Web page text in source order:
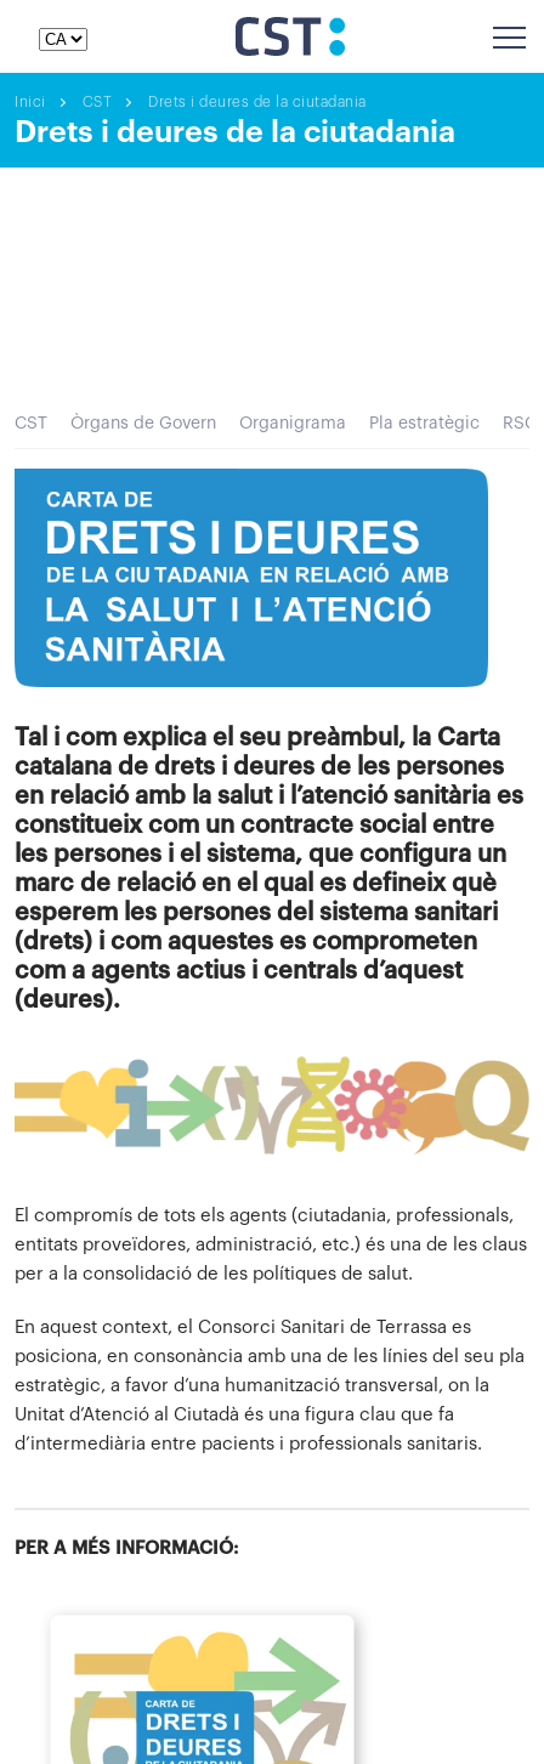
Inici CST Drets i deures de la ciutadania
Drets i deures de la ciutadania
CST Òrgans de Govern Organigrama Pla estratègic RSC
Tal i com explica el seu preàmbul, la Carta
catalana de drets i deures de les persones
en relació amb la salut i l’atenció sanitària es
constitueix com un contracte social entre
les persones i el sistema, que configura un
marc de relació en el qual es defineix què
esperem les persones del sistema sanitari
(drets) i com aquestes es comprometen
com a agents actius i centrals d’aquest
(deures).
El compromís de tots els agents (ciutadania, professionals,
entitats proveïdores, administració, etc.) és una de les claus
per a la consolidació de les polítiques de salut.
En aquest context, el Consorci Sanitari de Terrassa es
posiciona, en consonància amb una de les línies del seu pla
estratègic, a favor d’una humanització transversal, on la
Unitat d’Atenció al Ciutadà és una figura clau que fa
d’intermediària entre pacients i professionals sanitaris.
PER A MÉS INFORMACIÓ: